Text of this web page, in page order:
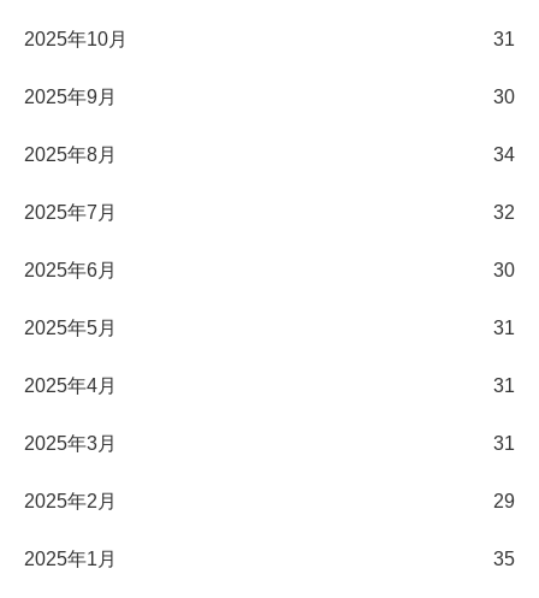
2025年10月 31
2025年9月 30
2025年8月 34
2025年7月 32
2025年6月 30
2025年5月 31
2025年4月 31
2025年3月 31
2025年2月 29
2025年1月 35